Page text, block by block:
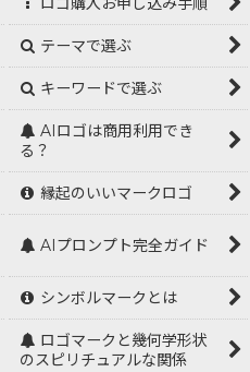
テーマで選ぶ
キーワードで選ぶ
AIロゴは商用利用でき
る？
縁起のいいマークロゴ
AIプロンプト完全ガイド
シンボルマークとは
ロゴマークと幾何学形状
のスピリチュアルな関係